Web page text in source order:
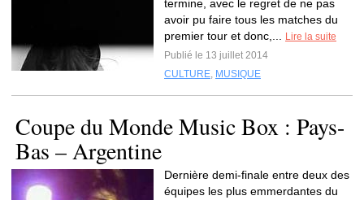
termine, avec le regret de ne pas
avoir pu faire tous les matches du
premier tour et donc,...
Lire la suite
Publié le 13 juillet 2014
CULTURE, MUSIQUE
Coupe du Monde Music Box : Pays-
Bas – Argentine
Dernière demi-finale entre deux des
équipes les plus emmerdantes du